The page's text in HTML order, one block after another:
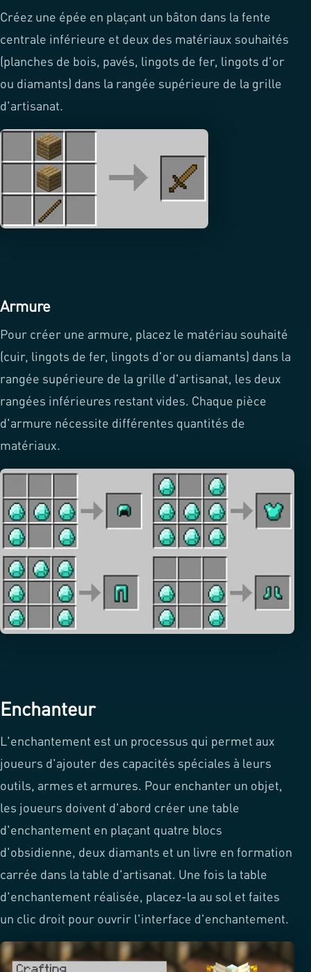
Créez une épée en plaçant un bâton dans la fente
centrale inférieure et deux des matériaux souhaités
(planches de bois, pavés, lingots de fer, lingots d'or
ou diamants) dans la rangée supérieure de la grille
d'artisanat.
Armure
Pour créer une armure, placez le matériau souhaité
(cuir, lingots de fer, lingots d'or ou diamants) dans la
rangée supérieure de la grille d'artisanat, les deux
rangées inférieures restant vides. Chaque pièce
d'armure nécessite différentes quantités de
matériaux.
Enchanteur
L'enchantement est un processus qui permet aux
joueurs d'ajouter des capacités spéciales à leurs
outils, armes et armures. Pour enchanter un objet,
les joueurs doivent d'abord créer une table
d'enchantement en plaçant quatre blocs
d'obsidienne, deux diamants et un livre en formation
carrée dans la table d'artisanat. Une fois la table
d'enchantement réalisée, placez-la au sol et faites
un clic droit pour ouvrir l'interface d'enchantement.